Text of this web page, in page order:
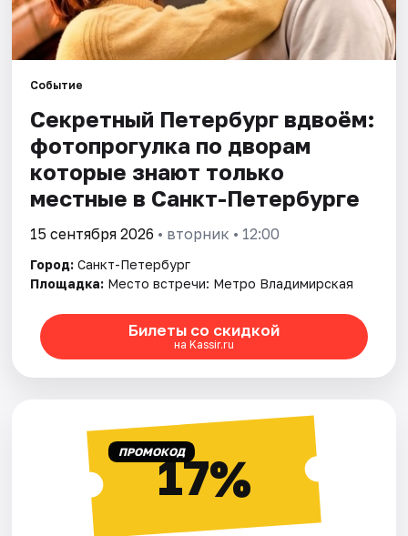
Спорт
События
Города
Площадки
Артисты
Рейтинги
Событие
Секретный Петербург вдвоём:
фотопрогулка по дворам
которые знают только
местные в Санкт-Петербурге
15 сентября 2026 • вторник • 12:00
Город: Санкт-Петербург
Площадка: Место встречи: Метро Владимирская
Билеты со скидкой
на Kassir.ru
ПРОМОКОД17%